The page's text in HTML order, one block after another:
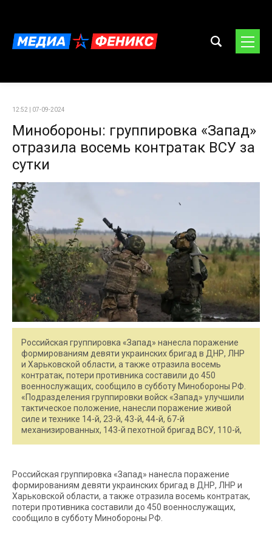
12:52 | 07-09-2024
Минобороны: группировка «Запад»
отразила восемь контратак ВСУ за
сутки
Российская группировка «Запад» нанесла поражение
формированиям девяти украинских бригад в ДНР, ЛНР
и Харьковской области, а также отразила восемь
контратак, потери противника составили до 450
военнослужащих, сообщило в субботу Минобороны РФ.
«Подразделения группировки войск «Запад» улучшили
тактическое положение, нанесли поражение живой
силе и технике 14-й, 23-й, 43-й, 44-й, 67-й
механизированных, 143-й пехотной бригад ВСУ, 110-й,
Российская группировка «Запад» нанесла поражение
формированиям девяти украинских бригад в ДНР, ЛНР и
Харьковской области, а также отразила восемь контратак,
потери противника составили до 450 военнослужащих,
сообщило в субботу Минобороны РФ.